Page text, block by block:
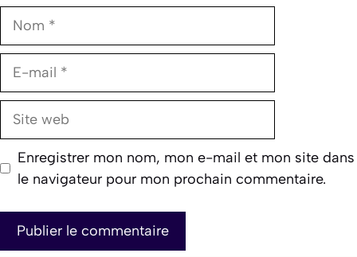
Nom
E-
Site
Enregistrer mon nom, mon e-mail et mon site dans
le navigateur pour mon prochain commentaire.